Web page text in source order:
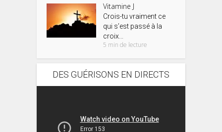
Vitamine J
Crois-tu vraiment ce
qui s’est passé à la
croix...
5 min de lecture
DES GUÉRISONS EN DIRECTS